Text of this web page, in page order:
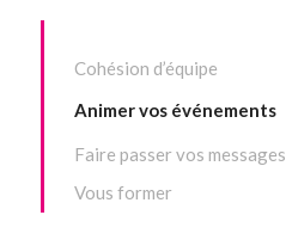
Cohésion d’équipe
Animer vos événements
Faire passer vos messages
Vous former